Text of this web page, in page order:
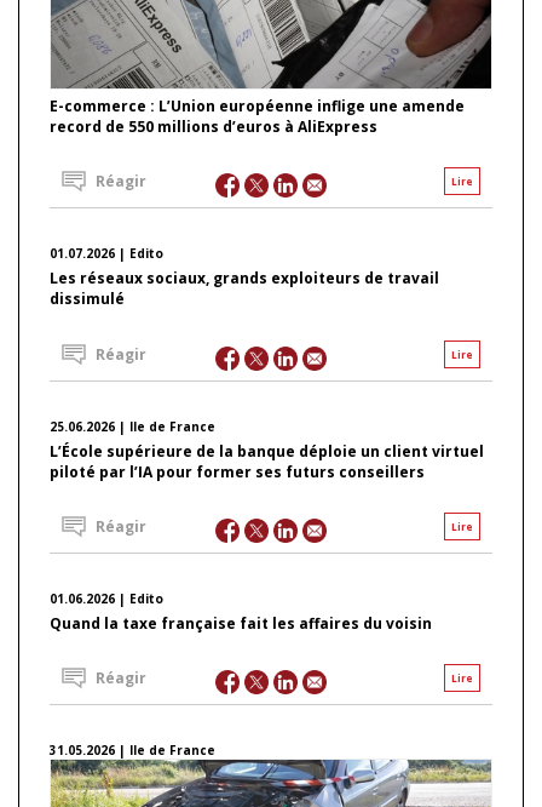
E-commerce : L’Union européenne inflige une amende
record de 550 millions d’euros à AliExpress
Lire
Réagir
01.07.2026 | Edito
Les réseaux sociaux, grands exploiteurs de travail
dissimulé
Lire
Réagir
25.06.2026 | Ile de France
L’École supérieure de la banque déploie un client virtuel
piloté par l’IA pour former ses futurs conseillers
Lire
Réagir
01.06.2026 | Edito
Quand la taxe française fait les affaires du voisin
Lire
Réagir
31.05.2026 | Ile de France